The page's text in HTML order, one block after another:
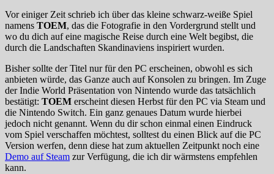
Vor einiger Zeit schrieb ich über das kleine schwarz-weiße Spiel
namens TOEM, das die Fotografie in den Vordergrund stellt und
wo du dich auf eine magische Reise durch eine Welt begibst, die
durch die Landschaften Skandinaviens inspiriert wurden.
Bisher sollte der Titel nur für den PC erscheinen, obwohl es sich
anbieten würde, das Ganze auch auf Konsolen zu bringen. Im Zuge
der Indie World Präsentation von Nintendo wurde das tatsächlich
bestätigt: TOEM erscheint diesen Herbst für den PC via Steam und
die Nintendo Switch. Ein ganz genaues Datum wurde hierbei
jedoch nicht genannt. Wenn du dir schon einmal einen Eindruck
vom Spiel verschaffen möchtest, solltest du einen Blick auf die PC
Version werfen, denn diese hat zum aktuellen Zeitpunkt noch eine
Demo auf Steam zur Verfügung, die ich dir wärmstens empfehlen
kann.